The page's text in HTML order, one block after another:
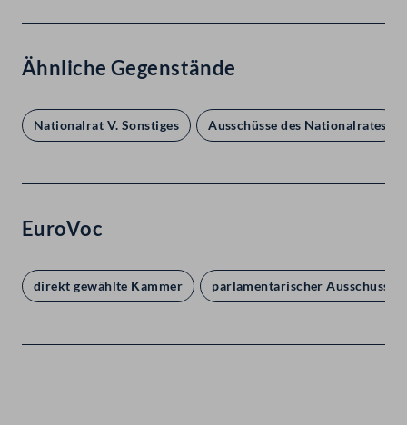
Ähnliche Gegenstände
Nationalrat V. Sonstiges Ausschüsse des Nationalrates
EuroVoc
direkt gewählte Kammer parlamentarischer Ausschuss